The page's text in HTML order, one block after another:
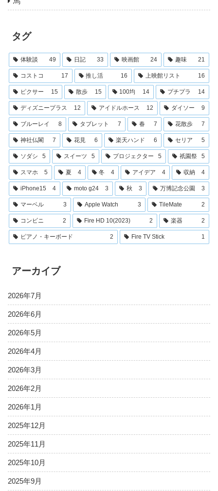
タグ
体験談 49 日記 33 映画館 24 趣味 21
コストコ 17 推し活 16 上映館リスト 16
ピクサー 15 散歩 15 100均 14 プチプラ 14
ディズニープラス 12 アイドルホース 12 ダイソー 9
ブルーレイ 8 タブレット 7 春 7 花散歩 7
神社仏閣 7 花見 6 楽天ハンド 6 セリア 5
ソダシ 5 スイーツ 5 プロジェクター 5 祇園祭 5
スマホ 5 夏 4 冬 4 アイデア 4 収納 4
iPhone15 4 moto g24 3 秋 3 万博記念公園 3
マーベル 3 Apple Watch 3 TileMate 2
コンビニ 2 Fire HD 10(2023) 2 楽器 2
ピアノ・キーボード 2 Fire TV Stick 1
アーカイブ
2026年7月
2026年6月
2026年5月
2026年4月
2026年3月
2026年2月
2026年1月
2025年12月
2025年11月
2025年10月
2025年9月